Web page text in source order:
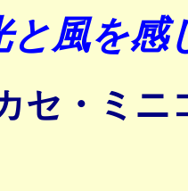
と風を感
セ・ミ